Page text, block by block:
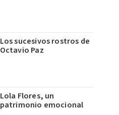
Los sucesivos rostros de
Octavio Paz
Lola Flores, un
patrimonio emocional